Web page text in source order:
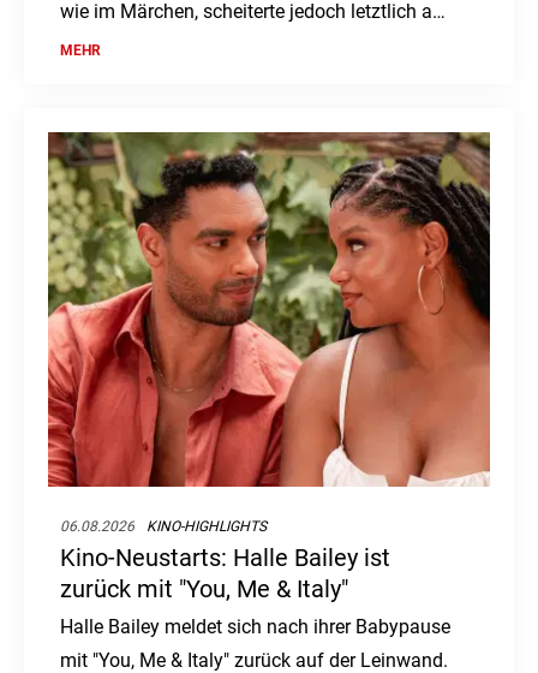
wie im Märchen, scheiterte jedoch letztlich am
enormen Druck.
MEHR
06.08.2026 KINO-HIGHLIGHTS
Kino-Neustarts: Halle Bailey ist
zurück mit "You, Me & Italy"
Halle Bailey meldet sich nach ihrer Babypause
mit "You, Me & Italy" zurück auf der Leinwand.